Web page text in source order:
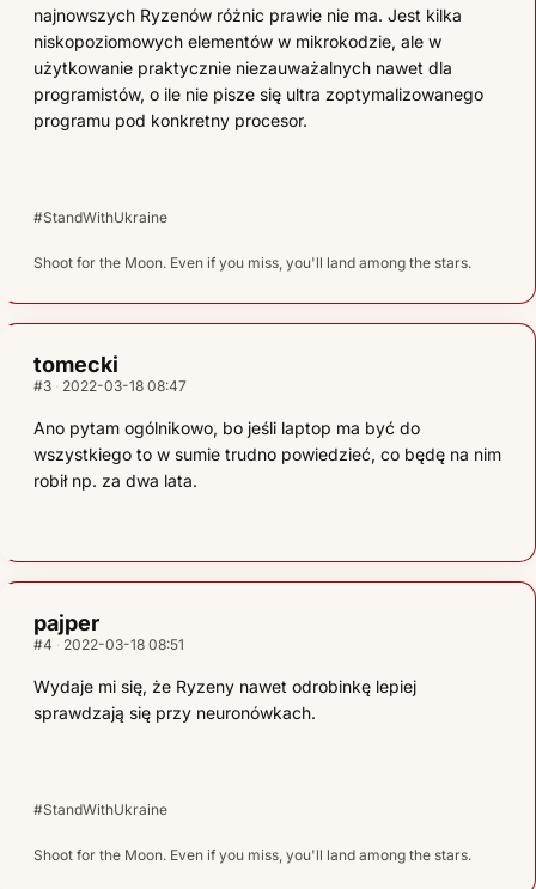
najnowszych Ryzenów różnic prawie nie ma. Jest kilka
niskopoziomowych elementów w mikrokodzie, ale w
użytkowanie praktycznie niezauważalnych nawet dla
programistów, o ile nie pisze się ultra zoptymalizowanego
programu pod konkretny procesor.
#StandWithUkraine
Shoot for the Moon. Even if you miss, you'll land among the stars.
tomecki
#3 2022-03-18 08:47
Ano pytam ogólnikowo, bo jeśli laptop ma być do
wszystkiego to w sumie trudno powiedzieć, co będę na nim
robił np. za dwa lata.
pajper
#4 2022-03-18 08:51
Wydaje mi się, że Ryzeny nawet odrobinkę lepiej
sprawdzają się przy neuronówkach.
#StandWithUkraine
Shoot for the Moon. Even if you miss, you'll land among the stars.